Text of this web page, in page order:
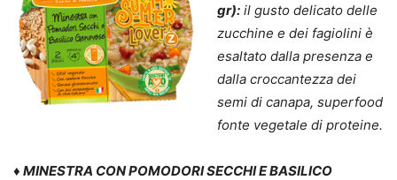
gr): il gusto delicato delle
zucchine e dei fagiolini è
esaltato dalla presenza e
dalla croccantezza dei
semi di canapa, superfood
fonte vegetale di proteine.
♦ MINESTRA CON POMODORI SECCHI E BASILICO